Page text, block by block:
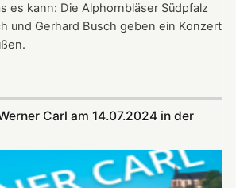
es kann: Die Alphornbläser Südpfalz
und Gerhard Busch geben ein Konzert
Carl am 14.07.2024 in der